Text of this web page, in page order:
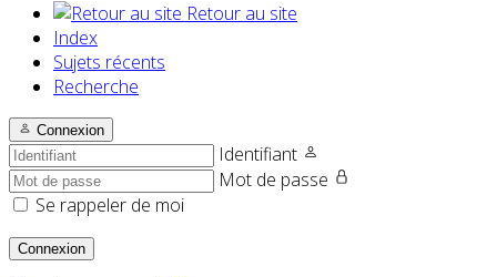
Retour au site
Index
Sujets récents
Recherche
Connexion
Identifiant
Mot de passe
Se rappeler de moi
Connexion